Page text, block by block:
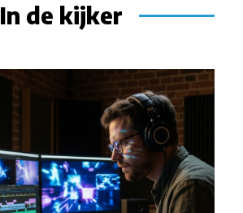
In de kijker